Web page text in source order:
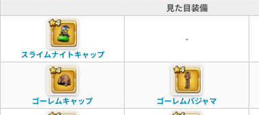
見た目装備
スライムナイトキャップ
-
ゴーレムキャップ ゴーレムパジャマ